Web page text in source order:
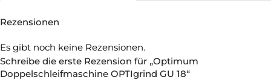
Rezensionen
Es gibt noch keine Rezensionen.
Schreibe die erste Rezension für „Optimum
Doppelschleifmaschine OPTIgrind GU 18“